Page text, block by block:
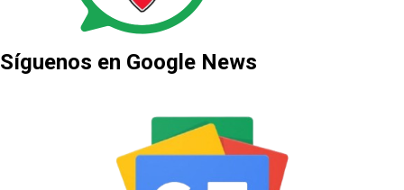
Síguenos en Google News